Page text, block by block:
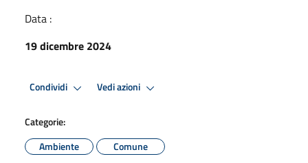
Data :
19 dicembre 2024
Condividi Vedi azioni
Categorie:
Ambiente
Comune